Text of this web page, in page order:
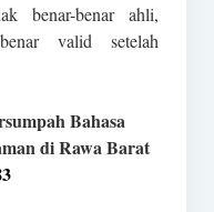
benar-benar ahli,
valid setelah
Bahasa
di Rawa Barat